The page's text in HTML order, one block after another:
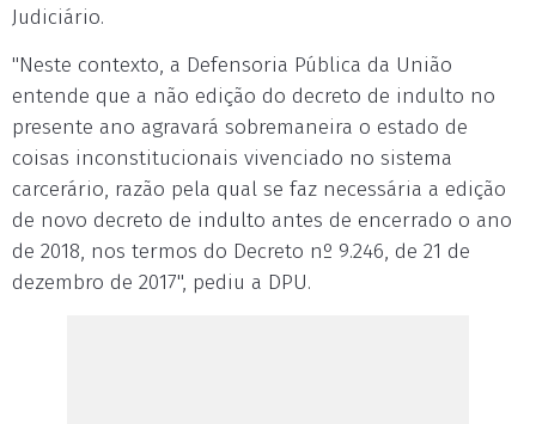
Judiciário.
"Neste contexto, a Defensoria Pública da União
entende que a não edição do decreto de indulto no
presente ano agravará sobremaneira o estado de
coisas inconstitucionais vivenciado no sistema
carcerário, razão pela qual se faz necessária a edição
de novo decreto de indulto antes de encerrado o ano
de 2018, nos termos do Decreto nº 9.246, de 21 de
dezembro de 2017", pediu a DPU.